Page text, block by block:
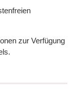
zur Verfügung